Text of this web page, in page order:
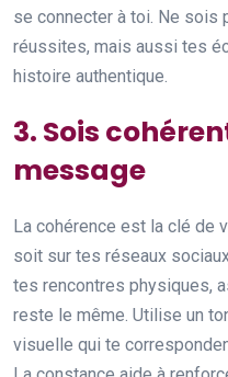
se connecter à toi. Ne sois
réussites, mais aussi tes
histoire authentique.
3. Sois
message
La cohérence est la clé de
soit sur tes réseaux
tes rencontres physiques,
reste le même. Utilise un
visuelle qui te